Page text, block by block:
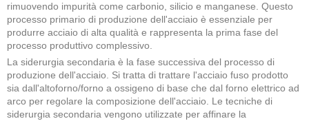
rimuovendo impurità come carbonio, silicio e manganese. Questo
processo primario di produzione dell'acciaio è essenziale per
produrre acciaio di alta qualità e rappresenta la prima fase del
processo produttivo complessivo.
La siderurgia secondaria è la fase successiva del processo di
produzione dell'acciaio. Si tratta di trattare l'acciaio fuso prodotto
sia dall'altoforno/forno a ossigeno di base che dal forno elettrico ad
arco per regolare la composizione dell'acciaio. Le tecniche di
siderurgia secondaria vengono utilizzate per affinare la